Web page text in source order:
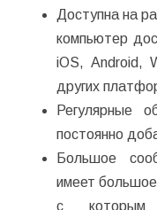
Доступна на
компьютер
iOS, Android,
других
Регулярные
постоянно
Большое
имеет большое
с которым